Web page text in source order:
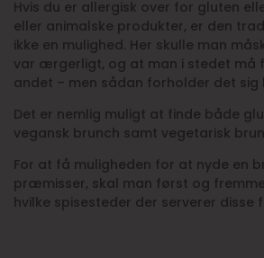
Hvis du er allergisk over for gluten
eller animalske produkter, er den
ikke en mulighed. Her skulle man
var ærgerligt, og at man i stedet må
andet – men sådan forholder det sig
Det er nemlig muligt at finde både
vegansk brunch samt vegetarisk
For at få muligheden for at nyde en
præmisser, skal man først og
hvilke spisesteder der serverer disse